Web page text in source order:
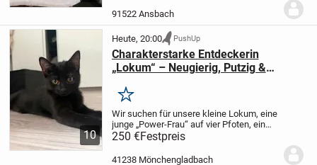
gebracht.Wurf: übrig sind :
91522 Ansbach
10
Heute, 20:00 PushUp
Charakterstarke Entdeckerin
„Lokum“ – Neugierig, Putzig &
Merken
Wir suchen für unsere kleine Lokum, eine
junge „Power-Frau“ auf vier Pfoten, ein
verantwortungsbewusstes Zuhause auf
Lebenszeit! ❤️
Lokum • Geschlecht: Weiblich
250 €Festpreis
41238 Mönchengladbach